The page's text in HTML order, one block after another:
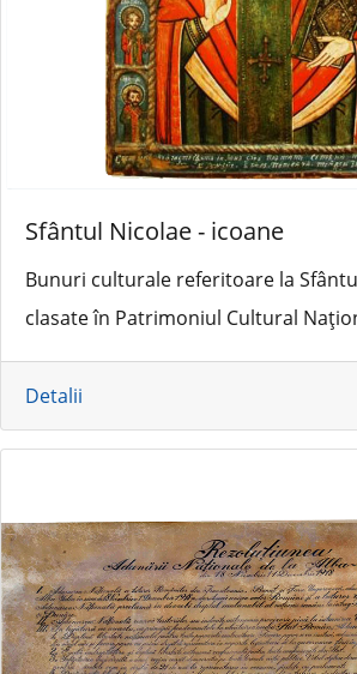
Sfântul Nicolae - icoane
Bunuri culturale referitoare la
clasate în Patrimoniul Cultural
Detalii